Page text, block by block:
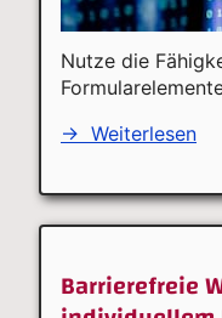
Nutze die
→ Weiterlesen
Barrierefreie